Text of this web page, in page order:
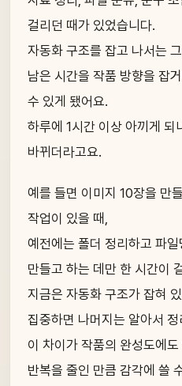
걸리던 때가 있었습니다.
자동화 구조를 잡고 나서는
남은 시간을 작품 방향을 잡
수 있게 됐어요.
하루에 1시간 이상 아끼게 되
바뀌더라고요.
예를 들면 이미지 10장을 만
작업이 있을 때,
예전에는 폴더 정리하고 파
만들고 하는 데만 한 시간이
지금은 자동화 구조가 잡혀
집중하면 나머지는 알아서
이 차이가 작품의 완성도에
반복을 줄인 만큼 감각에 쓸